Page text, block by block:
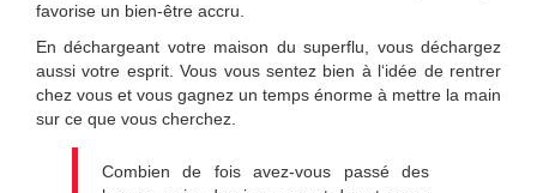
favorise un bien-être accru.
En déchargeant votre maison du superflu, vous déchargez
aussi votre esprit. Vous vous sentez bien à l‘idée de rentrer
chez vous et vous gagnez un temps énorme à mettre la main
sur ce que vous cherchez.
Combien de fois avez-vous passé des